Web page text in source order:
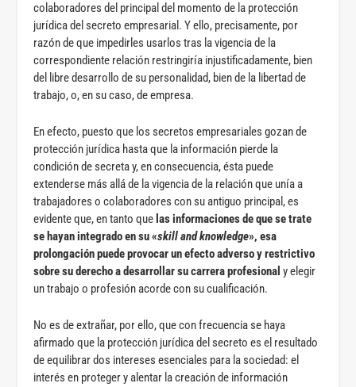
colaboradores del principal del momento de la protección
jurídica del secreto empresarial. Y ello, precisamente, por
razón de que impedirles usarlos tras la vigencia de la
correspondiente relación restringiría injustificadamente, bien
del libre desarrollo de su personalidad, bien de la libertad de
trabajo, o, en su caso, de empresa.
En efecto, puesto que los secretos empresariales gozan de
protección jurídica hasta que la información pierde la
condición de secreta y, en consecuencia, ésta puede
extenderse más allá de la vigencia de la relación que unía a
trabajadores o colaboradores con su antiguo principal, es
evidente que, en tanto que las informaciones de que se trate
se hayan integrado en su «skill and knowledge», esa
prolongación puede provocar un efecto adverso y restrictivo
sobre su derecho a desarrollar su carrera profesional y elegir
un trabajo o profesión acorde con su cualificación.
No es de extrañar, por ello, que con frecuencia se haya
afirmado que la protección jurídica del secreto es el resultado
de equilibrar dos intereses esenciales para la sociedad: el
interés en proteger y alentar la creación de información